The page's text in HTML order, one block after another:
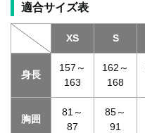
適合サイズ表
XS S
身長
157～
163
162～
168
胸囲
81～
87
85～
91